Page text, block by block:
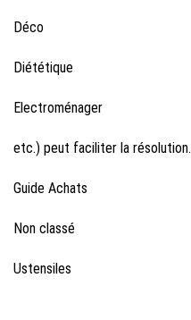
Déco
Diététique
Electroménager
etc.) peut faciliter la résolution.
Guide Achats
Non classé
Ustensiles